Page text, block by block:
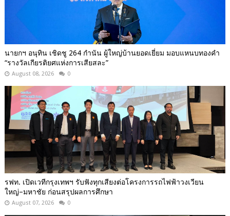
นายกฯ อนุทิน เชิดชู 264 กำนัน ผู้ใหญ่บ้านยอดเยี่ยม มอบแหนบทองคำ
“รางวัลเกียรติยศแห่งการเสียสละ”
August 08, 2026 0
รฟท. เปิดเวทีกรุงเทพฯ รับฟังทุกเสียงต่อโครงการรถไฟฟ้าวงเวียน
ใหญ่–มหาชัย ก่อนสรุปผลการศึกษา
August 07, 2026 0